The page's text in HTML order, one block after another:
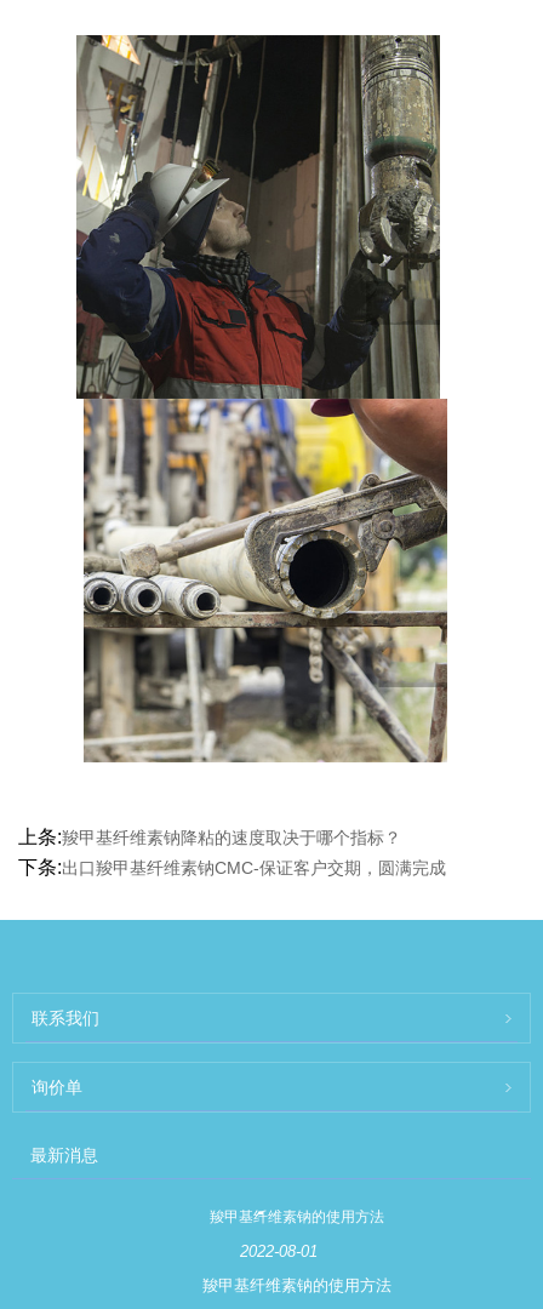
上条:羧甲基纤维素钠降粘的速度取决于哪个指标？
下条:出口羧甲基纤维素钠CMC-保证客户交期，圆满完成
联系我们
询价单
最新消息
羧甲基纤维素钠的使用方法
2022-08-01
羧甲基纤维素钠的使用方法